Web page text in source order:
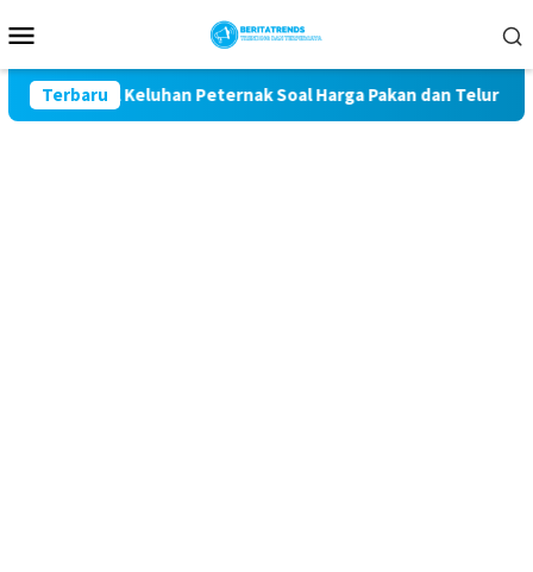
ke
Mobile
Terbaru
Kawal Keluhan Peternak Soal Harga Pakan dan Telur